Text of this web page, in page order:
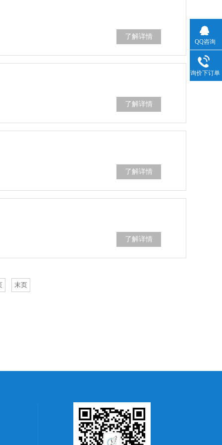
了解详情
了解详情
了解详情
了解详情
末页
QQ咨询
询价下订单